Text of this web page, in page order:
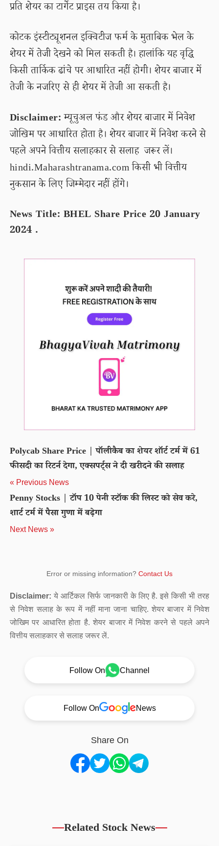
प्रति शेयर का टार्गेट प्राइस तय किया है।
कोटक इंस्टीट्यूशनल इक्विटीज फर्म के मुताबिक भेल के
शेयर में तेजी देखने को मिल सकती है। हालांकि यह वृद्धि
किसी तार्किक ढांचे पर आधारित नहीं होगी। शेयर बाजार में
तेजी के नजरिए से ही शेयर में तेजी आ सकती है।
Disclaimer:म्यूचुअल फंड और शेयर बाजार में निवेश
जोखिम पर आधारित होता है। शेयर बाजार में निवेश करने से
पहले अपने वित्तीय सलाहकार से सलाह जरूर लें।
hindi.Maharashtranama.com किसी भी वित्तीय
नुकसान के लिए जिम्मेदार नहीं होंगे।
News Title: BHEL Share Price 20 January
2024 .
Polycab Share Price | पॉलीकैब का शेयर शॉर्ट टर्म में 61
फीसदी का रिटर्न देगा, एक्सपर्ट्स ने दी खरीदने की सलाह
« Previous News
Penny Stocks | टॉप 10 पेनी स्टॉक की लिस्ट को सेव करे,
शार्ट टर्म में पैसा गुणा में बढ़ेगा
Next News »
Error or missing information? Contact Us
Disclaimer: ये आर्टिकल सिर्फ जानकारी के लिए है. इसे किसी भी तरह
से निवेश सलाह के रूप में नहीं माना जाना चाहिए. शेयर बाजार में निवेश
जोखिम पर आधारित होता है. शेयर बाजार में निवेश करने से पहले अपने
वित्तीय सलाहकार से सलाह जरूर लें.
Follow On Channel
Follow On News
Share On
Related Stock News